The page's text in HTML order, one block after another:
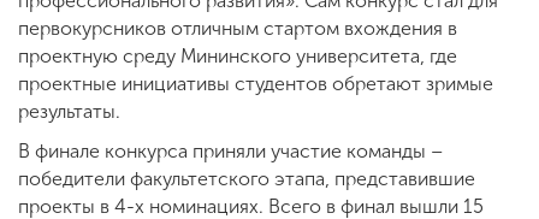
первокурсников отличным стартом вхождения в
проектную среду Мининского университета, где
проектные инициативы студентов обретают зримые
результаты.
В финале конкурса приняли участие команды –
победители факультетского этапа, представившие
проекты в 4-х номинациях. Всего в финал вышли 15